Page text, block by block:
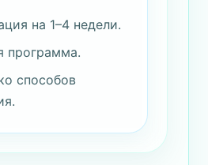
на 1–4 недели.
программа.
способов